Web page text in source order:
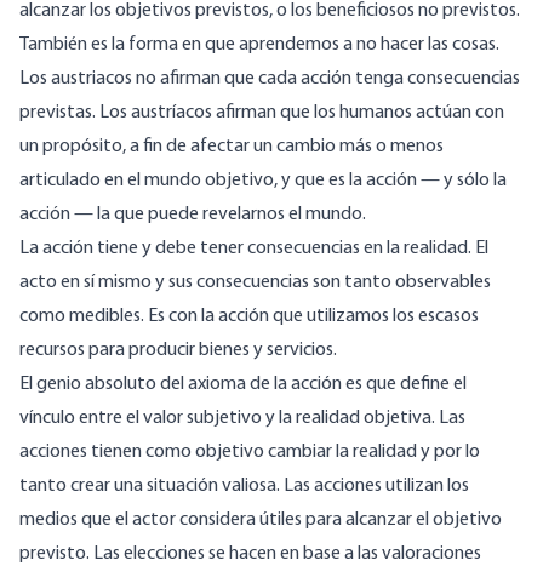
alcanzar los objetivos previstos, o los beneficiosos no previstos.
También es la forma en que aprendemos a no hacer las cosas.
Los austriacos no afirman que cada acción tenga consecuencias
previstas. Los austríacos afirman que los humanos actúan con
un propósito, a fin de afectar un cambio más o menos
articulado en el mundo objetivo, y que es la acción — y sólo la
acción — la que puede revelarnos el mundo.
La acción tiene y debe tener consecuencias en la realidad. El
acto en sí mismo y sus consecuencias son tanto observables
como medibles. Es con la acción que utilizamos los escasos
recursos para producir bienes y servicios.
El genio absoluto del axioma de la acción es que define el
vínculo entre el valor subjetivo y la realidad objetiva. Las
acciones tienen como objetivo cambiar la realidad y por lo
tanto crear una situación valiosa. Las acciones utilizan los
medios que el actor considera útiles para alcanzar el objetivo
previsto. Las elecciones se hacen en base a las valoraciones